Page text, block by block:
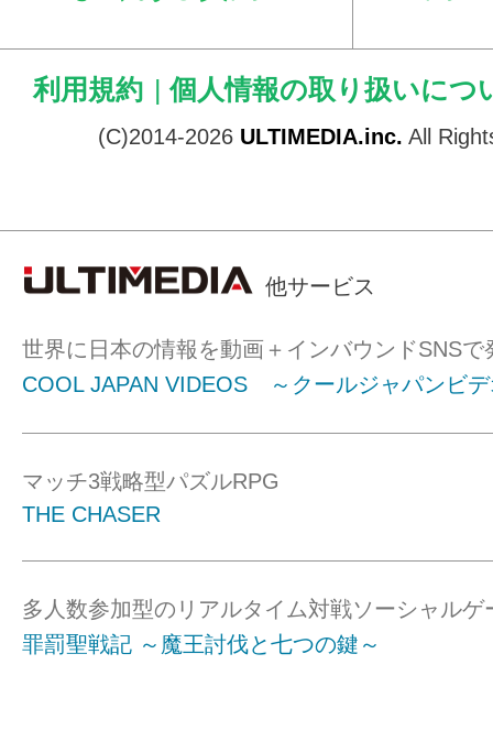
利用規約 | 個人情報の取り扱いにつ
(C)2014-2026 ULTIMEDIA.inc. All
他サービス
世界に日本の情報を動画＋インバウンドSNSで
COOL JAPAN VIDEOS ～クールジャパンビ
マッチ3戦略型パズルRPG
THE CHASER
多人数参加型のリアルタイム対戦ソーシャルゲ
罪罰聖戦記 ～魔王討伐と七つの鍵～